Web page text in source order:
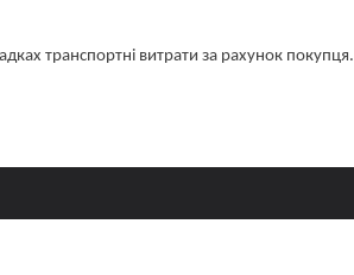
транспортні витрати за рахунок покупця.